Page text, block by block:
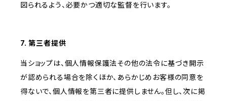
図られるよう、必要かつ適切な監督を行います。
7. 第三者提供
当ショップは、個人情報保護法その他の法令に基づき開示
が認められる場合を除くほか、あらかじめお客様の同意を
得ないで、個人情報を第三者に提供しません。但し、次に掲